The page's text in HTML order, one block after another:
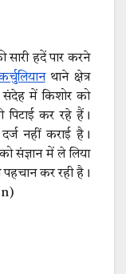
सारी हदें पार करने
थाने क्षेत्र
संदेह में किशोर को
कर रहे हैं।
नहीं कराई है।
संज्ञान में ले लिया
पहचान कर रही है।